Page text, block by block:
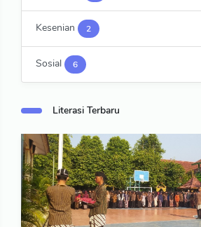
Kesenian 2
Sosial 6
Literasi Terbaru